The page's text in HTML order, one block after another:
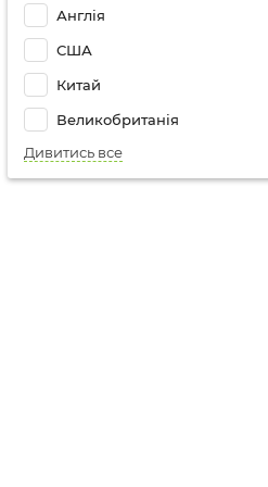
Англія
США
Китай
Великобританія
Дивитись все